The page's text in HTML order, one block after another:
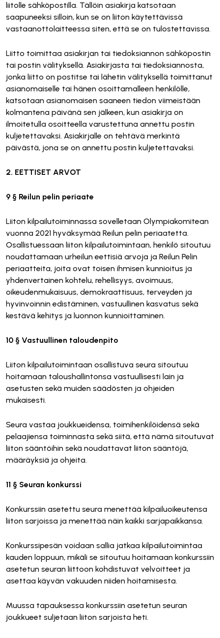
liitolle sähköpostilla. Tällöin asiakirja katsotaan
saapuneeksi silloin, kun se on liiton käytettävissä
vastaanottolaitteessa siten, että se on tulostettavissa.
Liitto toimittaa asiakirjan tai tiedoksiannon sähköpostin
tai postin välityksellä. Asiakirjasta tai tiedoksiannosta,
jonka liitto on postitse tai lähetin välityksellä toimittanut
asianomaiselle tai hänen osoittamalleen henkilölle,
katsotaan asianomaisen saaneen tiedon viimeistään
kolmantena päivänä sen jälkeen, kun asiakirja on
ilmoitetulla osoitteella varustettuna annettu postin
kuljetettavaksi. Asiakirjalle on tehtävä merkintä
päivästä, jona se on annettu postin kuljetettavaksi.
2. EETTISET ARVOT
9 § Reilun pelin periaate
Liiton kilpailutoiminnassa sovelletaan Olympiakomitean
vuonna 2021 hyväksymää Reilun pelin periaatetta.
Osallistuessaan liiton kilpailutoimintaan, henkilö sitoutuu
noudattamaan urheilun eettisiä arvoja ja Reilun Pelin
periaatteita, joita ovat toisen ihmisen kunnioitus ja
yhdenvertainen kohtelu, rehellisyys, avoimuus,
oikeudenmukaisuus, demokraattisuus, terveyden ja
hyvinvoinnin edistäminen, vastuullinen kasvatus sekä
kestävä kehitys ja luonnon kunnioittaminen.
10 § Vastuullinen taloudenpito
Liiton kilpailutoimintaan osallistuva seura sitoutuu
hoitamaan taloushallintonsa vastuullisesti lain ja
asetusten sekä muiden säädösten ja ohjeiden
mukaisesti.
Seura vastaa joukkueidensa, toimihenkilöidensä sekä
pelaajiensa toiminnasta sekä siitä, että nämä sitoutuvat
liiton sääntöihin sekä noudattavat liiton sääntöjä,
määräyksiä ja ohjeita.
11 § Seuran konkurssi
Konkurssiin asetettu seura menettää kilpailuoikeutensa
liiton sarjoissa ja menettää näin kaikki sarjapaikkansa.
Konkurssipesän voidaan sallia jatkaa kilpailutoimintaa
kauden loppuun, mikäli se sitoutuu hoitamaan konkurssiin
asetetun seuran liittoon kohdistuvat velvoitteet ja
asettaa käyvän vakuuden niiden hoitamisesta.
Muussa tapauksessa konkurssiin asetetun seuran
joukkueet suljetaan liiton sarjoista heti.